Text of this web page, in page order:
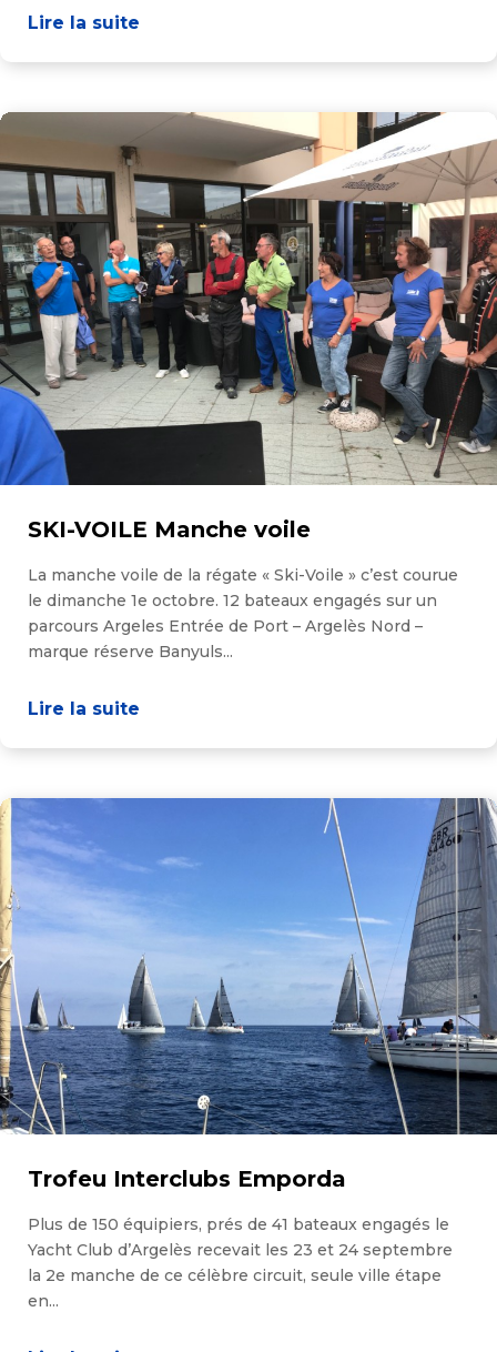
Lire la suite
SKI-VOILE Manche voile
La manche voile de la régate « Ski-Voile » c’est courue
le dimanche 1e octobre. 12 bateaux engagés sur un
parcours Argeles Entrée de Port – Argelès Nord –
marque réserve Banyuls...
Lire la suite
Trofeu Interclubs Emporda
Plus de 150 équipiers, prés de 41 bateaux engagés le
Yacht Club d’Argelès recevait les 23 et 24 septembre
la 2e manche de ce célèbre circuit, seule ville étape
en...